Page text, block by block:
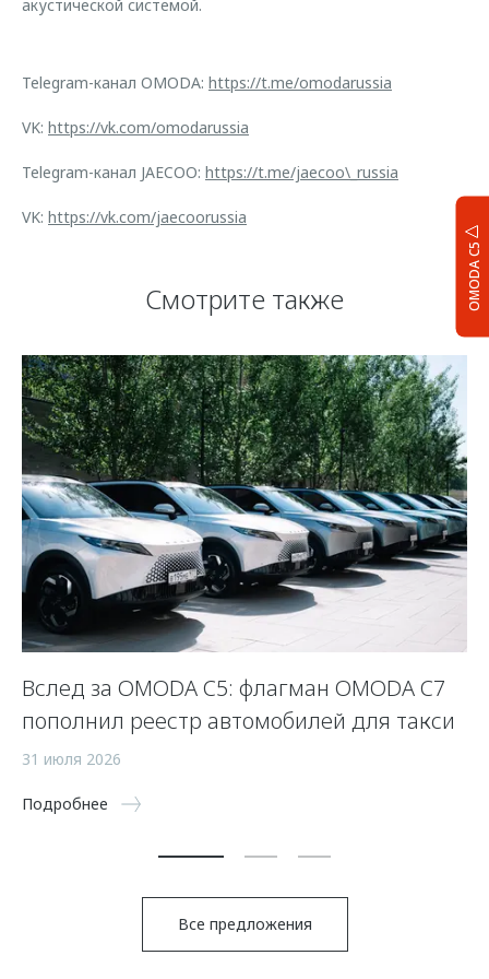
OMODA C5
акустической системой.
Telegram-канал OMODA: https://t.me/omodarussia
VK: https://vk.com/omodarussia
Telegram-канал JAECOO: https://t.me/jaecoo\_russia
VK: https://vk.com/jaecoorussia
Смотрите также
Вслед за OMODA C5: флагман OMODA C7
пополнил реестр автомобилей для такси
31 июля 2026
Подробнее
Все предложения